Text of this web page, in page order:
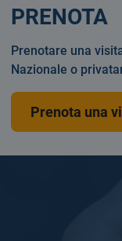
PRENOTA
Prenotare una
Nazionale o
Prenota una